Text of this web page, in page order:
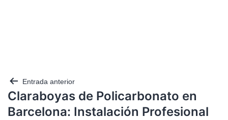
Entrada anterior
Claraboyas de Policarbonato en
Barcelona: Instalación Profesional